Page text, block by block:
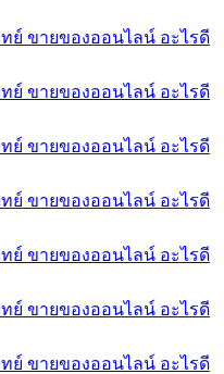
ย์ ขายของออนไลน์ อะไรดี
ย์ ขายของออนไลน์ อะไรดี
ย์ ขายของออนไลน์ อะไรดี
ย์ ขายของออนไลน์ อะไรดี
ย์ ขายของออนไลน์ อะไรดี
ย์ ขายของออนไลน์ อะไรดี
ย์ ขายของออนไลน์ อะไรดี